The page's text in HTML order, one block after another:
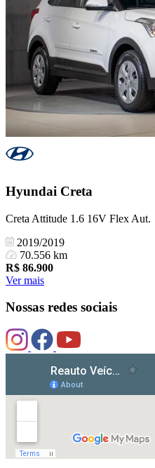
Hyundai Creta
Creta Attitude 1.6 16V Flex Aut.
2019/2019
70.556 km
R$ 86.900
Ver mais
Nossas redes sociais